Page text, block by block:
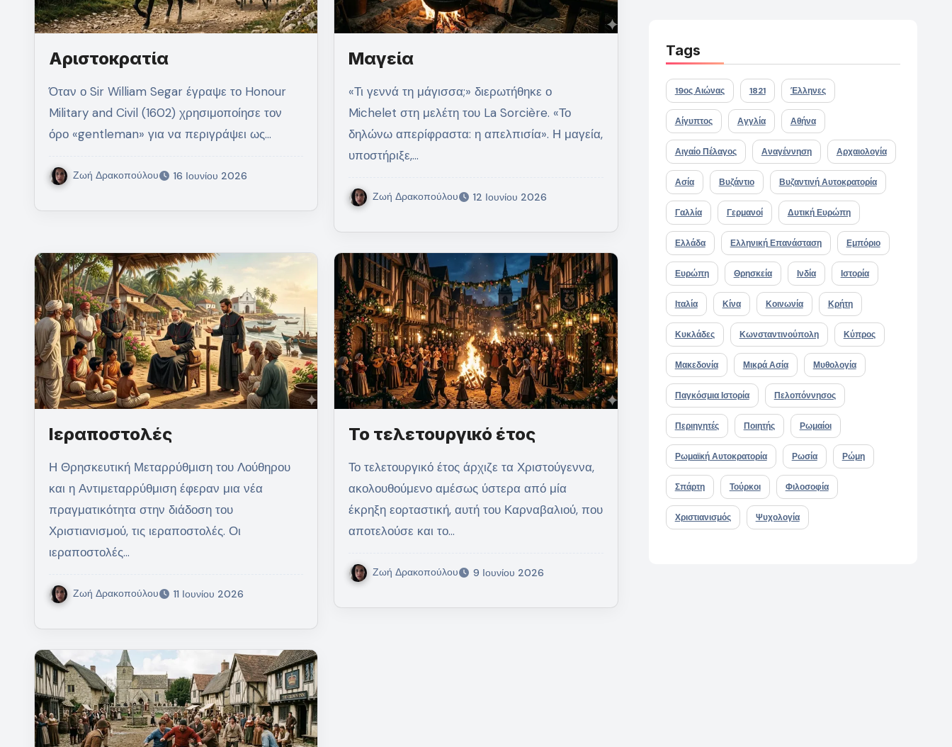
Αριστοκρατία
Όταν ο Sir William Segar έγραψε το Honour
Military and Civil (1602) χρησιμοποίησε τον
όρο «gentleman» για να περιγράψει ως…
Ζωή Δρακοπούλου 16 Ιουνίου 2026
Μαγεία
«Τι γεννά τη μάγισσα;» διερωτήθηκε ο
Michelet στη μελέτη του La Sorcière. «Το
δηλώνω απερίφραστα: η απελπισία». Η μαγεία,
υποστήριξε,…
Ζωή Δρακοπούλου 12 Ιουνίου 2026
Ιεραποστολές
Η Θρησκευτική Μεταρρύθμιση του Λούθηρου
και η Αντιμεταρρύθμιση έφεραν μια νέα
πραγματικότητα στην διάδοση του
Χριστιανισμού, τις ιεραποστολές. Οι
ιεραποστολές…
Ζωή Δρακοπούλου 11 Ιουνίου 2026
Το τελετουργικό έτος
Το τελετουργικό έτος άρχιζε τα Χριστούγεννα,
ακολουθούμενο αμέσως ύστερα από μία
έκρηξη εορταστική, αυτή του Καρναβαλιού, που
αποτελούσε και το…
Ζωή Δρακοπούλου 9 Ιουνίου 2026
Tags
19ος Αιώνας 1821 Έλληνες
Αίγυπτος Αγγλία Αθήνα
Αιγαίο Πέλαγος Αναγέννηση Αρχαιολογία
Ασία Βυζάντιο Βυζαντινή Αυτοκρατορία
Γαλλία Γερμανοί Δυτική Ευρώπη
Ελλάδα Ελληνική Επανάσταση Εμπόριο
Ευρώπη Θρησκεία Ινδία Ιστορία
Ιταλία Κίνα Κοινωνία Κρήτη
Κυκλάδες Κωνσταντινούπολη Κύπρος
Μακεδονία Μικρά Ασία Μυθολογία
Παγκόσμια Ιστορία Πελοπόννησος
Περιηγητές Ποιητής Ρωμαίοι
Ρωμαϊκή Αυτοκρατορία Ρωσία Ρώμη
Σπάρτη Τούρκοι Φιλοσοφία
Χριστιανισμός Ψυχολογία